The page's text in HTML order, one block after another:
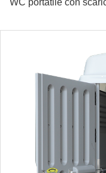
WC portatile con